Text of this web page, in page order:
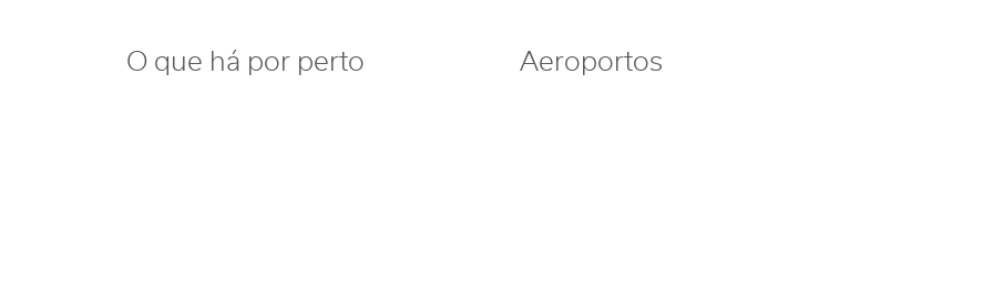
O que há por perto Aeroportos